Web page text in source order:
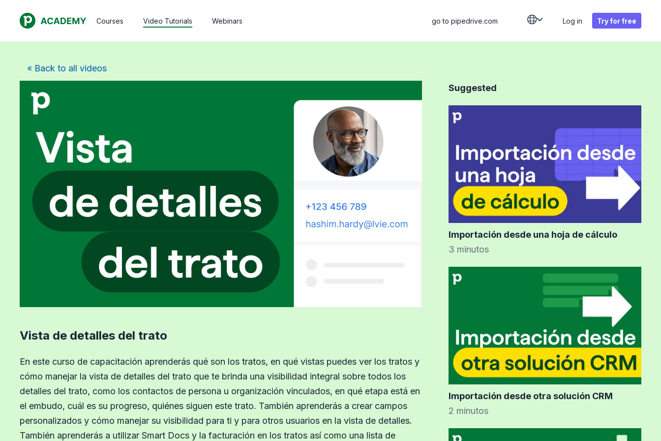
Courses Video Tutorials Webinars go to pipedrive.com Log in Try for free
« Back to all videos
Vista de detalles del trato
En este curso de capacitación aprenderás qué son los tratos, en qué vistas puedes ver los tratos y
cómo manejar la vista de detalles del trato que te brinda una visibilidad integral sobre todos los
detalles del trato, como los contactos de persona u organización vinculados, en qué etapa está en
el embudo, cuál es su progreso, quiénes siguen este trato. También aprenderás a crear campos
personalizados y cómo manejar su visibilidad para ti y para otros usuarios en la vista de detalles.
También aprenderás a utilizar Smart Docs y la facturación en los tratos así como una lista de
Suggested
Importación desde una hoja de cálculo
3 minutos
Importación desde otra solución CRM
2 minutos